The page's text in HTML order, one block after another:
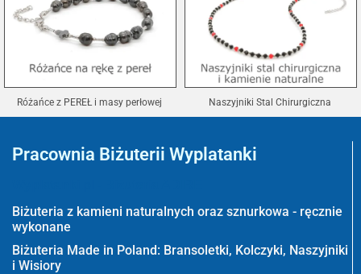
Różańce z PEREŁ i masy perłowej Naszyjniki Stal Chirurgiczna
Pracownia Biżuterii Wyplatanki
Biżuteria z kamieni naturalnych oraz sznurkowa - ręcznie
wykonane
Biżuteria Made in Poland: Bransoletki, Kolczyki, Naszyjniki
i Wisiory